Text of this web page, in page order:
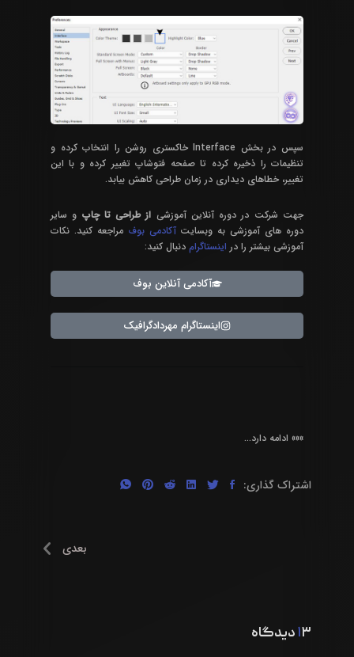
سپس در بخش Interface خاکستری روشن را انتخاب کرده و
تنظیمات را ذخیره کرده تا صفحه فتوشاپ تغییر کرده و با این
تغییر، خطاهای دیداری در زمان طراحی کاهش بیابد.
جهت شرکت در دوره آنلاین آموزشی از طراحی تا چاپ و سایر
دوره های آموزشی به وبسایتآکادمی بوف مراجعه کنید. نکات
آموزشی بیشتر را در اینستاگرام دنبال کنید:
آکادمی آنلاین بوف
اینستاگرام مهردادگرافیک
»»» ادامه دارد…
اشتراک گذاری:
بعدی
۱۳ دیدگاه